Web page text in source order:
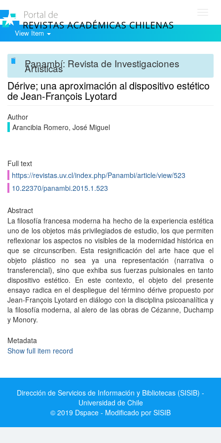
View Item
Panambí: Revista de Investigaciones
Artísticas
Dérive; una aproximación al dispositivo estético
de Jean-François Lyotard
Author
Arancibia Romero, José Miguel
Full text
https://revistas.uv.cl/index.php/Panambi/article/view/523
10.22370/panambi.2015.1.523
Abstract
La filosofía francesa moderna ha hecho de la experiencia estética
uno de los objetos más privilegiados de estudio, los que permiten
reflexionar los aspectos no visibles de la modernidad histórica en
que se circunscriben. Esta resignificación del arte hace que el
objeto plástico no sea ya una representación (narrativa o
transferencial), sino que exhiba sus fuerzas pulsionales en tanto
dispositivo estético. En este contexto, el objeto del presente
ensayo radica en el despliegue del término dérive propuesto por
Jean-François Lyotard en diálogo con la disciplina psicoanalítica y
la filosofía moderna, al alero de las obras de Cézanne, Duchamp
y Monory.
Metadata
Show full item record
Dirección de Servicios de Información y Bibliotecas (SISIB) -
Universidad de Chile
© 2019 Dspace - Modificado por SISIB